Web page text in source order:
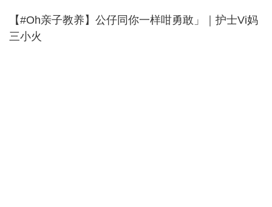
【#Oh亲子教养】公仔同你一样咁勇敢」｜护士Vi妈
三小火